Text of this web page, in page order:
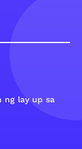
ng lay up sa